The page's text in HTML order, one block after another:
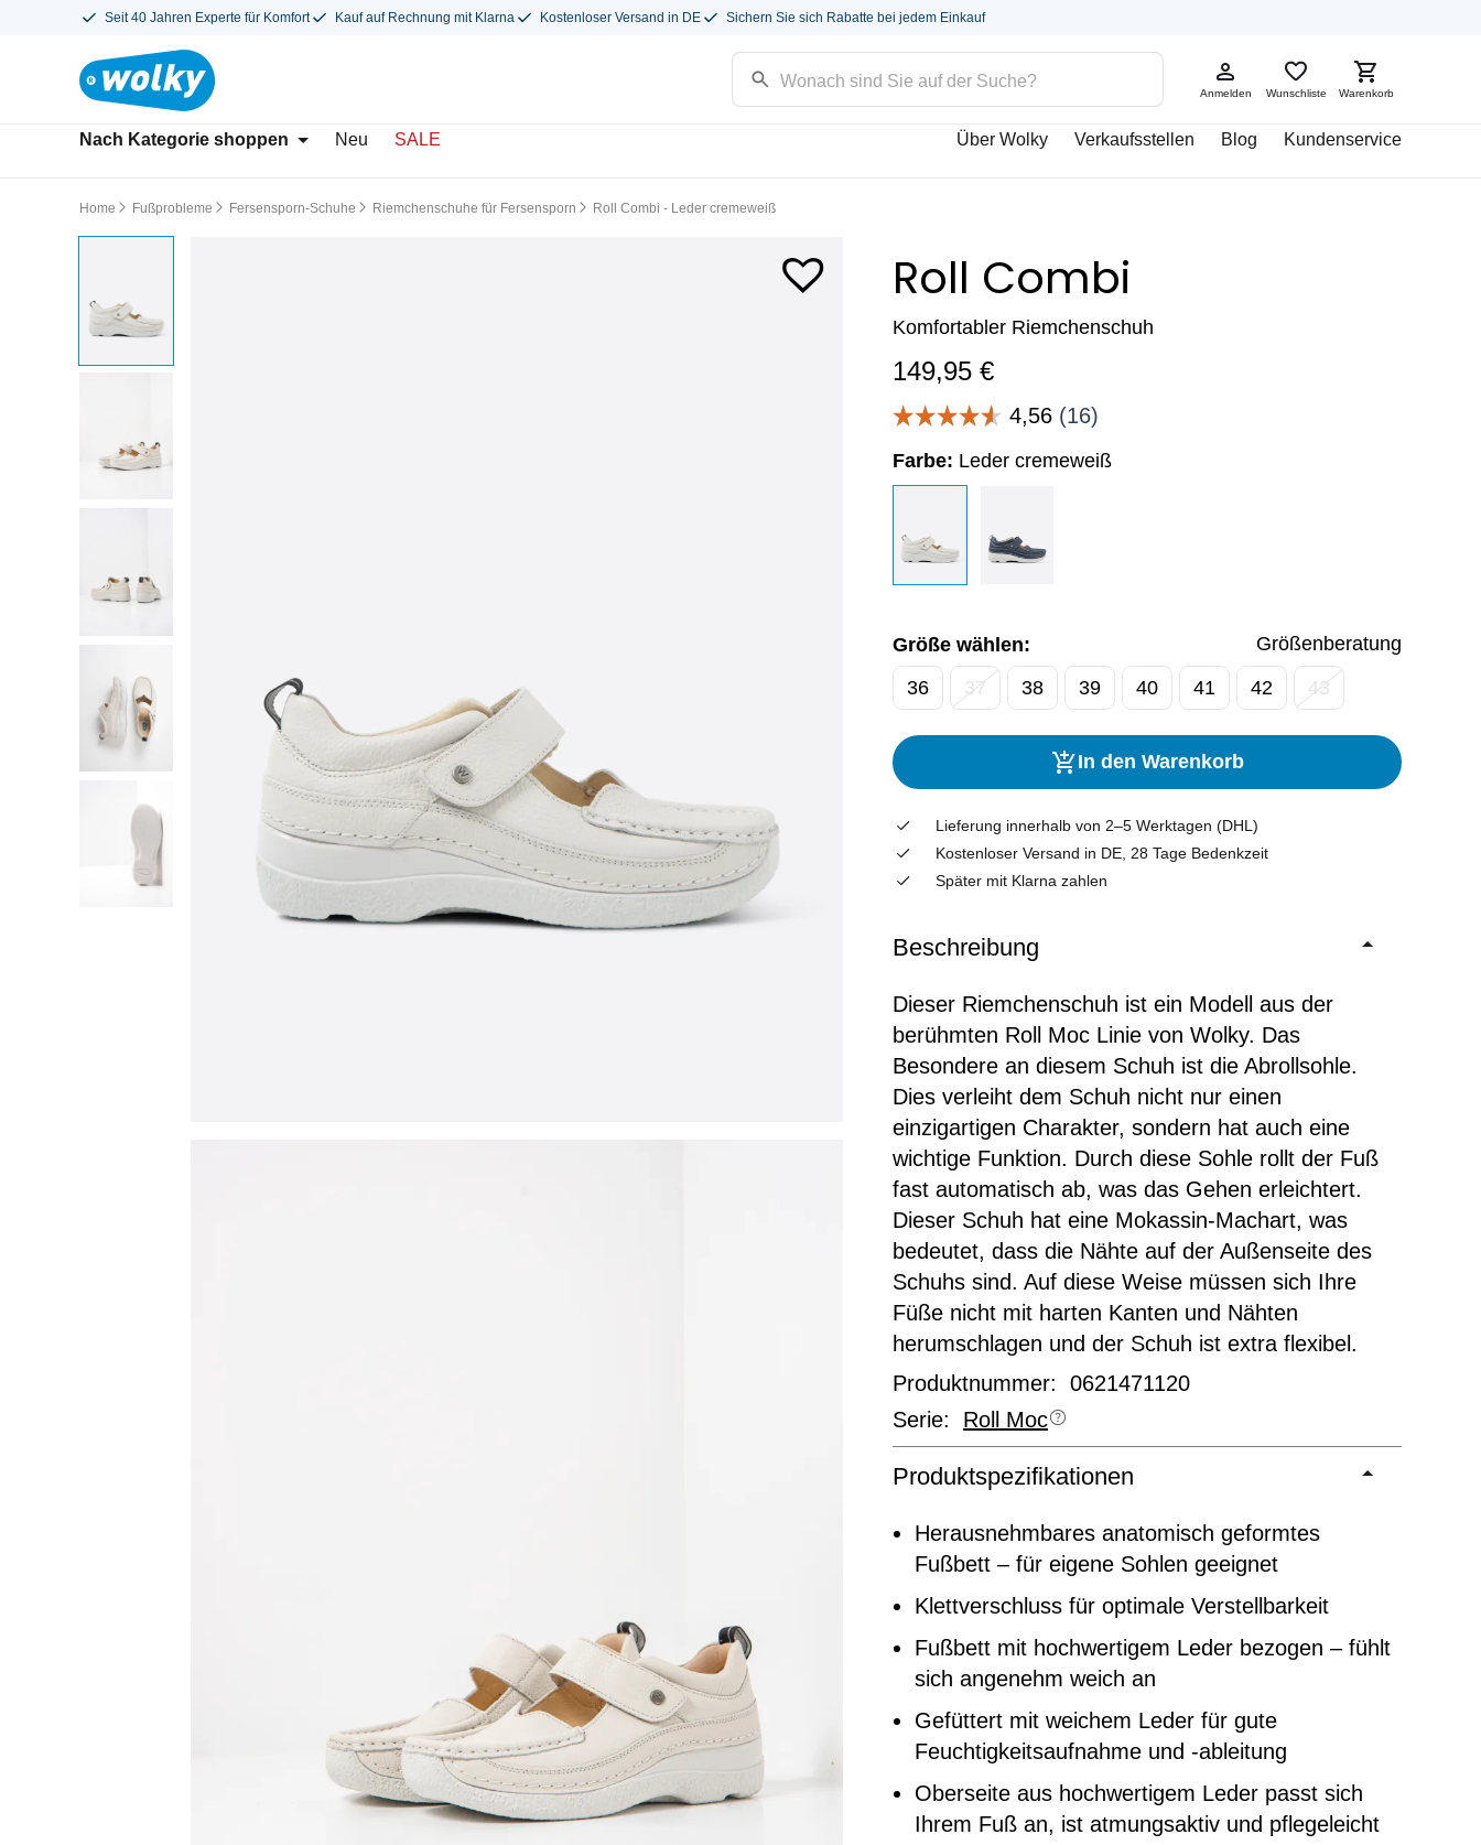
Seit 40 Jahren Experte für Komfort Kauf auf Rechnung mit Klarna Kostenloser Versand in DE Sichern Sie sich Rabatte bei jedem Einkauf
Anmelden Wunschliste Warenkorb
Nach Kategorie shoppen Neu SALE Über Wolky Verkaufsstellen Blog Kundenservice
Home Fußprobleme Fersensporn-Schuhe Riemchenschuhe für Fersensporn Roll Combi - Leder cremeweiß
Roll Combi
Komfortabler Riemchenschuh
149,95 €
Farbe: Leder cremeweiß
Größe wählen:
Größenberatung
36
37 38 39 40 41 42 43
In den Warenkorb
Lieferung innerhalb von 2–5 Werktagen (DHL)
Kostenloser Versand in DE, 28 Tage Bedenkzeit
Später mit Klarna zahlen
Beschreibung
Dieser Riemchenschuh ist ein Modell aus der
berühmten Roll Moc Linie von Wolky. Das
Besondere an diesem Schuh ist die Abrollsohle.
Dies verleiht dem Schuh nicht nur einen
einzigartigen Charakter, sondern hat auch eine
wichtige Funktion. Durch diese Sohle rollt der Fuß
fast automatisch ab, was das Gehen erleichtert.
Dieser Schuh hat eine Mokassin-Machart, was
bedeutet, dass die Nähte auf der Außenseite des
Schuhs sind. Auf diese Weise müssen sich Ihre
Füße nicht mit harten Kanten und Nähten
herumschlagen und der Schuh ist extra flexibel.
Produktnummer: 0621471120
Serie: Roll Moc
Produktspezifikationen
Herausnehmbares anatomisch geformtes
Fußbett – für eigene Sohlen geeignet
Klettverschluss für optimale Verstellbarkeit
Fußbett mit hochwertigem Leder bezogen – fühlt
sich angenehm weich an
Gefüttert mit weichem Leder für gute
Feuchtigkeitsaufnahme und -ableitung
Oberseite aus hochwertigem Leder passt sich
Ihrem Fuß an, ist atmungsaktiv und pflegeleicht